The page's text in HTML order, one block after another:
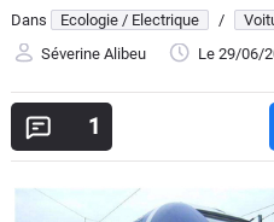
Guide
Electriques
Utilitaires
Dans Ecologie / Electrique /
Séverine Alibeu
Le 29/06/
1